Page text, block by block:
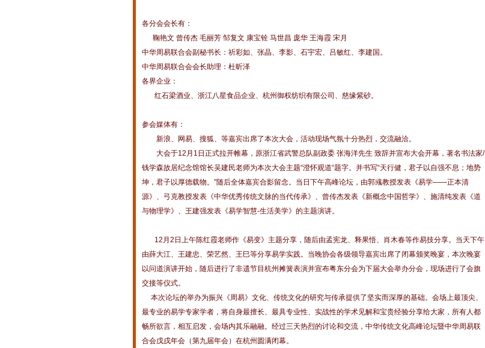
各分会会长有：
鞠艳文 曾传杰 毛丽芳 邹复文 康宝铨 马世昌 庞华 王海霞 宋月
中华周易联合会副秘书长：祈彩如、张晶、李影、石宇宏、吕敏红、李建国。
中华周易联合会会长助理：杜昕泽
各界企业：
红石梁酒业、浙江八星食品企业、杭州御权纺织有限公司、慈缘紫砂。
参会媒体有：
新浪、网易、搜狐、等嘉宾出席了本次大会，活动现场气氛十分热烈，交流融洽。
大会于12月1日正式拉开帷幕，原浙江省武警总队副政委 张海洋先生 致辞并宣布大会开幕，著名书法家/
钱学森故居纪念馆馆长吴建民老师为本次大会主题“澄怀观道“题字。并书写“天行健，君子以自强不息；地势
坤，君子以厚德载物。”随后全体嘉宾合影留念。当日下午高峰论坛，由郭彧教授发表《易学——正本清
源》、弓克教授发表《中华优秀传统文脉的当代传承》、曾传杰发表《新概念中国哲学》、施清纯发表《道
与物理学》、王建强发表《易学智慧-生活美学》的主题演讲。
12月2日上午陈红霞老师作《易变》主题分享，随后由孟宪龙、释果悟、肖木春等作易技分享。当天下午
由薛大江、王建忠、荣艺然、王巳等分享易学实践。当晚协会各级领导嘉宾出席了闭幕颁奖晚宴，本次晚宴
以问道演讲开始，随后进行了非遗节目杭州摊簧表演并宣布粤东分会为下届大会举办分会，现场进行了会旗
交接等仪式。
本次论坛的举办为振兴《周易》文化、传统文化的研究与传承提供了坚实而深厚的基础。会场上最顶尖、
最专业的易学专家学者，将自身最擅长、最具专业性、实战性的学术见解和宝贵经验分享给大家，所有人都
畅所欲言，相互启发，会场内其乐融融。经过三天热烈的讨论和交流，中华传统文化高峰论坛暨中华周易联
合会戊戌年会（第九届年会）在杭州圆满闭幕。